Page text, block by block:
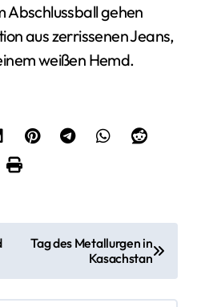
Abschlussball gehen
aus zerrissenen Jeans,
weißen Hemd.
Tag des Metallurgen in
Kasachstan